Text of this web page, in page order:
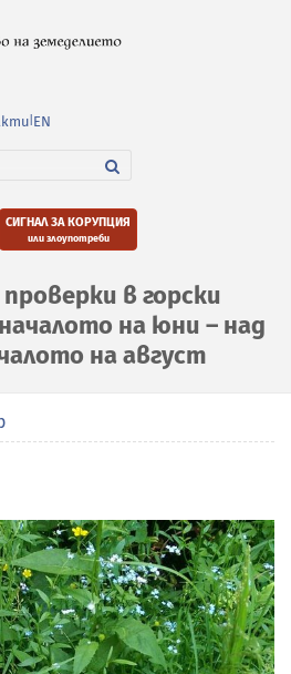
EN
СИГНАЛ ЗА КОРУПЦИЯ
или злоупотреби
в горски
на юни – над
на август